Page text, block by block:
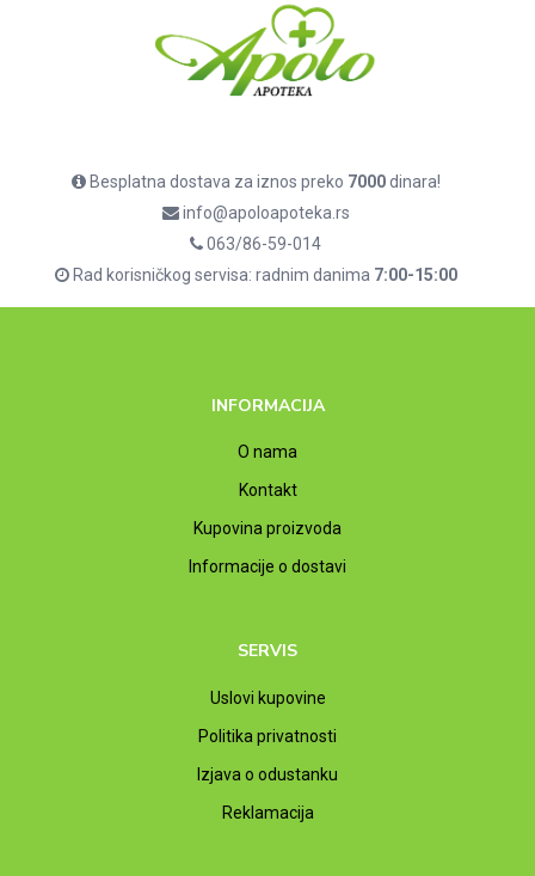
Besplatna dostava za iznos preko 7000dinara!
info@apoloapoteka.rs
063/86-59-014
Rad korisničkog servisa: radnim danima 7:00-15:00
INFORMACIJA
O nama
Kontakt
Kupovina proizvoda
Informacije o dostavi
SERVIS
Uslovi kupovine
Politika privatnosti
Izjava o odustanku
Reklamacija